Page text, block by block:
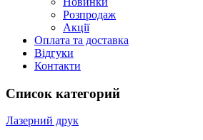
Розпродаж
Акції
Оплата та доставка
Відгуки
Контакти
Список категорий
Лазерний друк